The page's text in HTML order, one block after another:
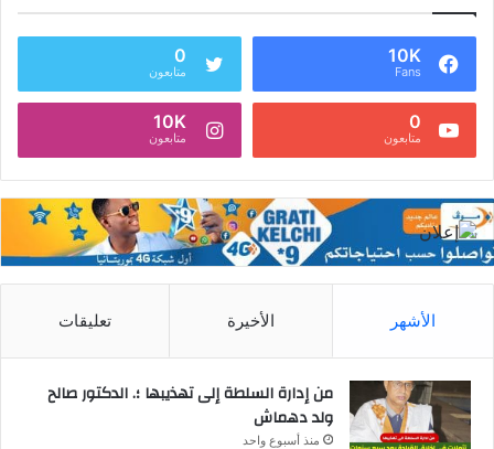
10K
Fans
0
متابعون
0
متابعون
10K
متابعون
الأشهر الأخيرة تعليقات
من إدارة السلطة إلى تهذيبها ؛. الدكتور صالح
ولد دهماش
منذ أسبوع واحد